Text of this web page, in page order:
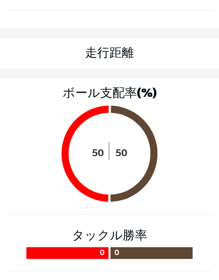
走行距離
ボール支配率(%)
50 50
タックル勝率
0 0